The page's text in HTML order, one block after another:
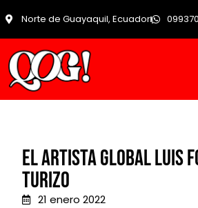
Norte de Guayaquil, Ecuador
El artista global Luis
Turizo
21 enero 2022